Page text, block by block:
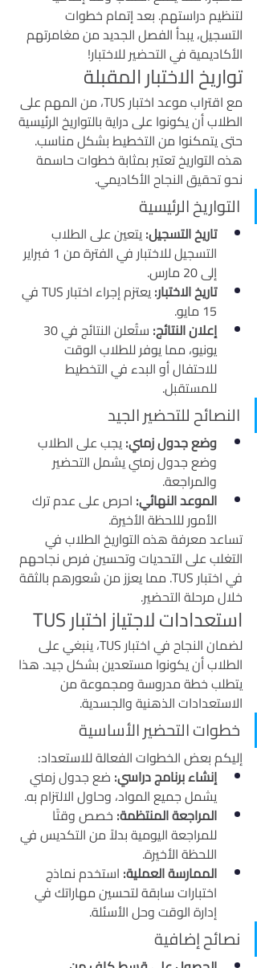
لتنظيم دراستهم. بعد إتمام خطوات
التسجيل، يبدأ الفصل الجديد من مغامرتهم
الأكاديمية في التحضير للاختبار!
تواريخ الاختبار المقبلة
مع اقتراب موعد اختبار TUS، من المهم على
الطلاب أن يكونوا على دراية بالتواريخ الرئيسية
حتى يتمكنوا من التخطيط بشكل مناسب.
هذه التواريخ تعتبر بمثابة خطوات حاسمة
نحو تحقيق النجاح الأكاديمي.
التواريخ الرئيسية
تاريخ التسجيل: يتعين على الطلاب
التسجيل للاختبار في الفترة من 1 فبراير
إلى 20 مارس.
تاريخ الاختبار:
يعتزم إجراء اختبار TUS في
15 مايو.
إعلان النتائج:
يونيو، مما يوفر للطلاب الوقت
للاحتفال أو البدء في التخطيط
للمستقبل.
النصائح للتحضير الجيد
وضع جدول زمني: يجب على الطلاب
وضع جدول زمني يشمل التحضير
والمراجعة.
الموعد النهائي: احرص على عدم ترك
الأمور لللحظة الأخيرة.
تساعد معرفة هذه التواريخ الطلاب في
التغلب على التحديات وتحسين فرص نجاحهم
في اختبار TUS. مما يعزز من شعورهم بالثقة
خلال مرحلة التحضير.
استعدادات لاجتياز اختبار TUS
لضمان النجاح في اختبار TUS، ينبغي على
الطلاب أن يكونوا مستعدين بشكل جيد. هذا
يتطلب خطة مدروسة ومجموعة من
الاستعدادات الذهنية والجسدية.
خطوات التحضير الأساسية
إليكم بعض الخطوات الفعالة للاستعداد:
إنشاء برنامج دراسي: ضع جدول زمني
يشمل جميع المواد، وحاول الالتزام به.
المراجعة المنتظمة: خصص وقتًا
للمراجعة اليومية بدلاً من التكديس في
اللحظة الأخيرة.
الممارسة العملية: استخدم نماذج
اختبارات سابقة لتحسين مهاراتك في
إدارة الوقت وحل الأسئلة.
نصائح إضافية